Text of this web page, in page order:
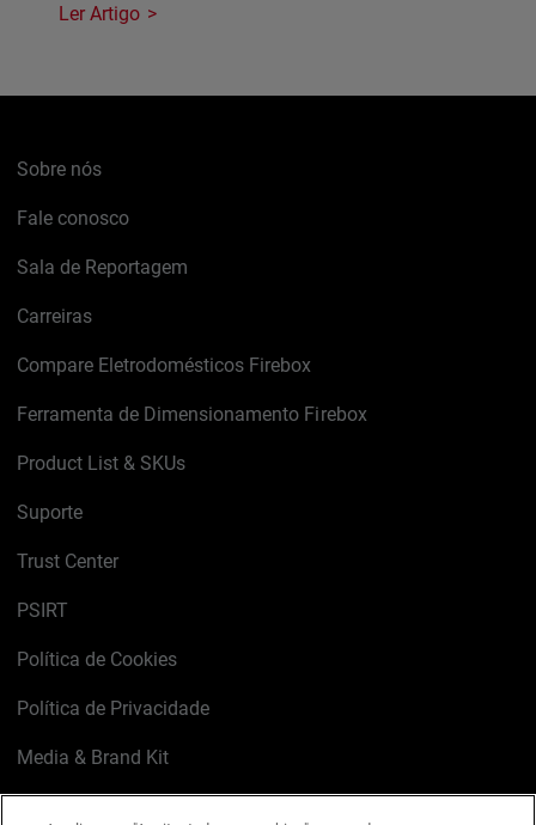
Ler Artigo
Sobre nós
Fale conosco
Sala de Reportagem
Carreiras
Compare Eletrodomésticos Firebox
Ferramenta de Dimensionamento Firebox
Product List & SKUs
Suporte
Trust Center
PSIRT
Política de Cookies
Política de Privacidade
Media & Brand Kit